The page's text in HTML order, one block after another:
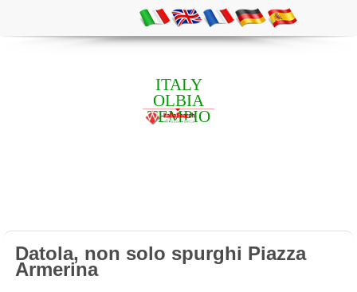
ITALY
OLBIA
TEMPIO
Datola, non solo spurghi Piazza
Armerina